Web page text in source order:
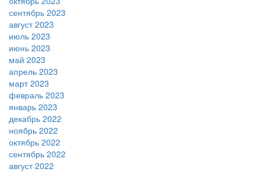
сентябрь 2023
август 2023
июль 2023
июнь 2023
май 2023
апрель 2023
март 2023
февраль 2023
январь 2023
декабрь 2022
ноябрь 2022
октябрь 2022
сентябрь 2022
август 2022